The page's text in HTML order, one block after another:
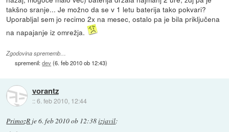
takšno sranje... Je možno da se v 1 letu baterija tako pokvari?
Uporabljal sem jo recimo 2x na mesec, ostalo pa je bila priključena
na napajanje iz omrežja.
Zgodovina sprememb…
spremenil:dev(6. feb 2010 ob 12:43)
vorantz
::6. feb 2010, 12:44
PrimozR je6. feb 2010 ob 12:38izjavil: